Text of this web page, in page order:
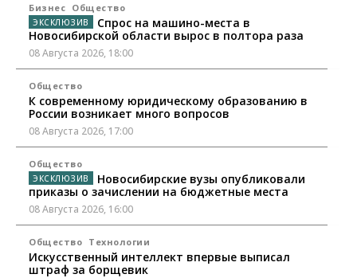
Бизнес Общество
Спрос на машино-места в
Новосибирской области вырос в полтора раза
08 Августа 2026, 18:00
Общество
К современному юридическому образованию в
России возникает много вопросов
08 Августа 2026, 17:00
Общество
Новосибирские вузы опубликовали
приказы о зачислении на бюджетные места
08 Августа 2026, 16:00
Общество Технологии
Искусственный интеллект впервые выписал
штраф за борщевик